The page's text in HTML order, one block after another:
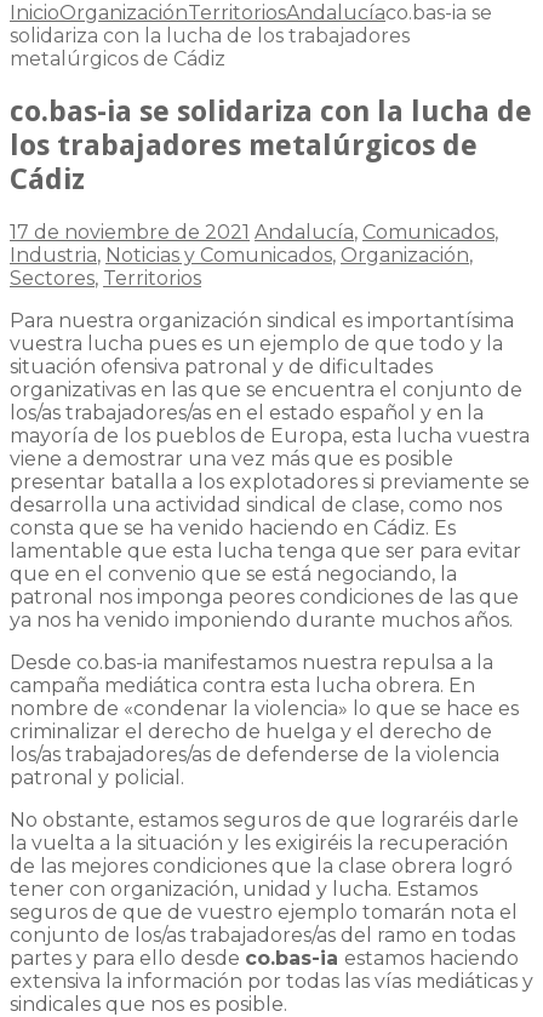
InicioOrganizaciónTerritoriosAndalucíaco.bas-ia se
solidariza con la lucha de los trabajadores
metalúrgicos de Cádiz
co.bas-ia se solidariza con la lucha de
los trabajadores metalúrgicos de
Cádiz
17 de noviembre de 2021 Andalucía, Comunicados,
Industria, Noticias y Comunicados, Organización,
Sectores, Territorios
Para nuestra organización sindical es importantísima
vuestra lucha pues es un ejemplo de que todo y la
situación ofensiva patronal y de dificultades
organizativas en las que se encuentra el conjunto de
los/as trabajadores/as en el estado español y en la
mayoría de los pueblos de Europa, esta lucha vuestra
viene a demostrar una vez más que es posible
presentar batalla a los explotadores si previamente se
desarrolla una actividad sindical de clase, como nos
consta que se ha venido haciendo en Cádiz. Es
lamentable que esta lucha tenga que ser para evitar
que en el convenio que se está negociando, la
patronal nos imponga peores condiciones de las que
ya nos ha venido imponiendo durante muchos años.
Desde co.bas-ia manifestamos nuestra repulsa a la
campaña mediática contra esta lucha obrera. En
nombre de «condenar la violencia» lo que se hace es
criminalizar el derecho de huelga y el derecho de
los/as trabajadores/as de defenderse de la violencia
patronal y policial.
No obstante, estamos seguros de que lograréis darle
la vuelta a la situación y les exigiréis la recuperación
de las mejores condiciones que la clase obrera logró
tener con organización, unidad y lucha. Estamos
seguros de que de vuestro ejemplo tomarán nota el
conjunto de los/as trabajadores/as del ramo en todas
partes y para ello desde co.bas-ia estamos haciendo
extensiva la información por todas las vías mediáticas y
sindicales que nos es posible.